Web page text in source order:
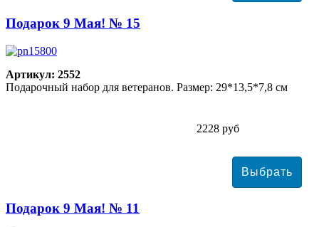
Подарок 9 Мая! № 15
Артикул: 2552
Подарочный набор для ветеранов. Размер: 29*13,5*7,8 см
2228 руб
Подарок 9 Мая! № 11